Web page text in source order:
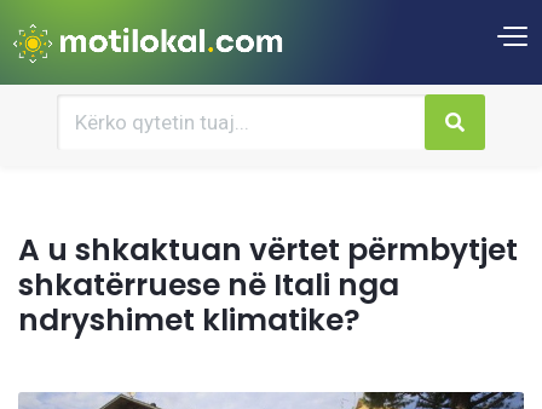
A u shkaktuan vërtet përmbytjet
shkatërruese në Itali nga
ndryshimet klimatike?